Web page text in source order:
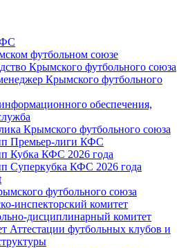
футбольном союзе
Крымского футбольного союза
Крымского футбольного
обеспечения,
Крымского футбольного союза
Премьер-лиги КФС
Кубка КФС 2026 года
Суперкубка КФС 2026 года
футбольного союза
инспекторский комитет
дисциплинарный комитет
Аттестации футбольных клубов и